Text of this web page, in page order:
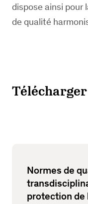
dispose ainsi pour
de qualité
Normes de
protection de